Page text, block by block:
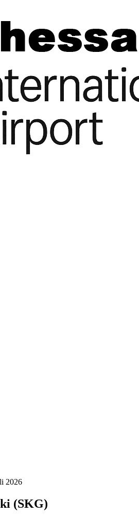
2026
(SKG)